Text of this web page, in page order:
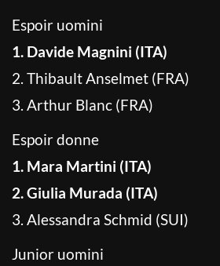
Espoir uomini
1. Davide Magnini (ITA)
2. Thibault Anselmet (FRA)
3. Arthur Blanc (FRA)
Espoir donne
1. Mara Martini (ITA)
2. Giulia Murada (ITA)
3. Alessandra Schmid (SUI)
Junior uomini